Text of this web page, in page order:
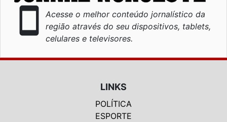
smartphone
Acesse o melhor conteúdo jornalístico da
região através do seu dispositivos, tablets,
celulares e televisores.
LINKS
POLÍTICA
ESPORTE